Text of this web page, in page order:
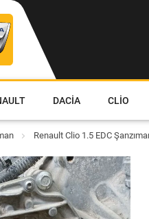
DACIA CLIO
Renault Clio 1.5 EDC